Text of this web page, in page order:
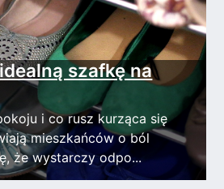
szafkę na
i co rusz kurząca się
mieszkańców o ból
że wystarczy odpo...